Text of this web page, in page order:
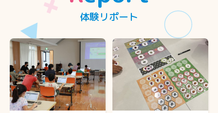
体験リポート